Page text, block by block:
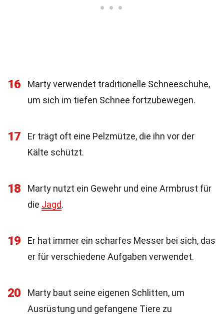
16
Marty verwendet traditionelle Schneeschuhe,
um sich im tiefen Schnee fortzubewegen.
17
Er trägt oft eine Pelzmütze, die ihn vor der
Kälte schützt.
18
Marty nutzt ein Gewehr und eine Armbrust für
die Jagd.
19
Er hat immer ein scharfes Messer bei sich, das
er für verschiedene Aufgaben verwendet.
20
Marty baut seine eigenen Schlitten, um
Ausrüstung und gefangene Tiere zu